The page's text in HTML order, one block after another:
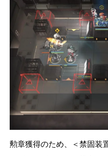
勲章獲得のため、＜禁固装